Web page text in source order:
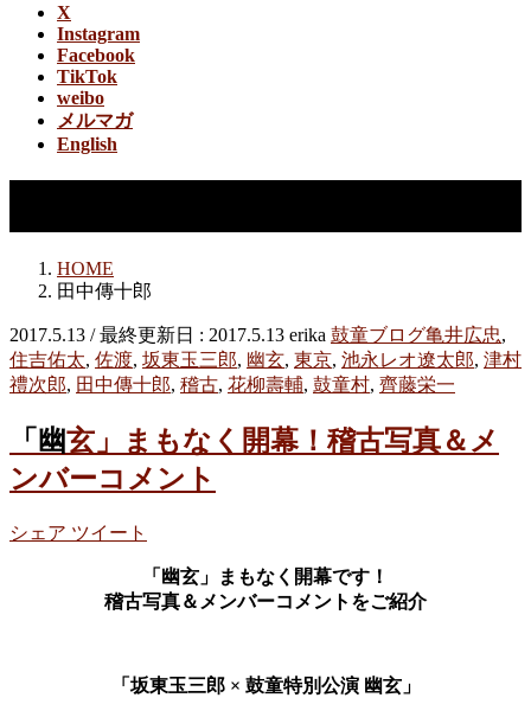
X
Instagram
Facebook
TikTok
weibo
メルマガ
English
HOME
田中傳十郎
2017.5.13 / 最終更新日 : 2017.5.13 erika 鼓童ブログ亀井広忠,
住吉佑太, 佐渡, 坂東玉三郎, 幽玄, 東京, 池永レオ遼太郎, 津村
禮次郎, 田中傳十郎, 稽古, 花柳壽輔, 鼓童村, 齊藤栄一
「幽玄」まもなく開幕！稽古写真＆メ
ンバーコメント
シェア ツイート
「幽玄」まもなく開幕です！
稽古写真＆メンバーコメントをご紹介
「坂東玉三郎 × 鼓童特別公演 幽玄」